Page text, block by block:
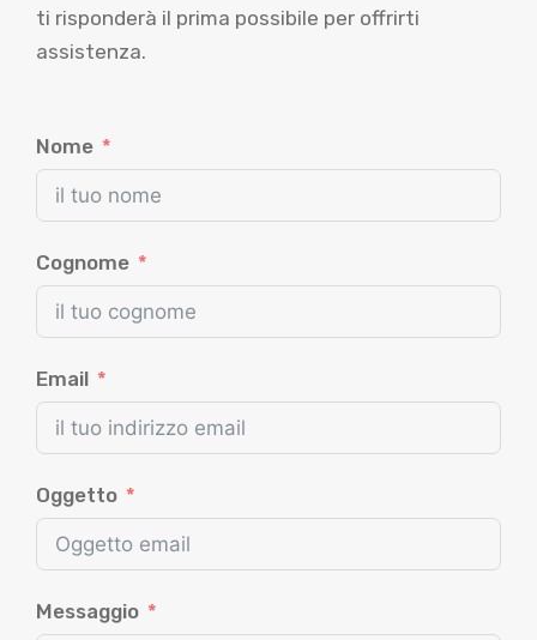
ti risponderà il prima possibile per offrirti
assistenza.
Nome
Cognome
Email
Oggetto
Messaggio